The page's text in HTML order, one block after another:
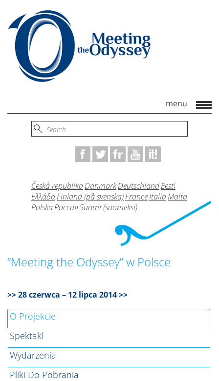
Česká republikaDanmarkDeutschlandEesti
ΕλλάδαFinland (på svenska)FranceItaliaMalta
PolskaРоссияSuomi (suomeksi)
“Meeting the Odyssey” w Polsce
>> 28 czerwca – 12 lipca 2014 >>
O Projekcie
Spektakl
Wydarzenia
Pliki Do Pobrania